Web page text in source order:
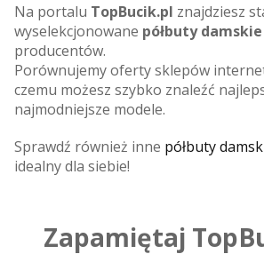
Na portalu TopBucik.pl znajdziesz
wyselekcjonowane półbuty damskie
producentów.
Porównujemy oferty sklepów
czemu możesz szybko znaleźć
najmodniejsze modele.
Sprawdź również inne półbuty
idealny dla siebie!
Zapamiętaj